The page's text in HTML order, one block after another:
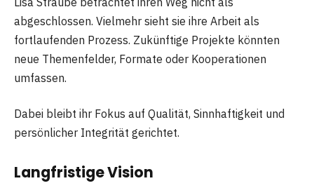
abgeschlossen. Vielmehr sieht sie ihre Arbeit als
fortlaufenden Prozess. Zukünftige Projekte könnten
neue Themenfelder, Formate oder Kooperationen
umfassen.
Dabei bleibt ihr Fokus auf Qualität, Sinnhaftigkeit und
persönlicher Integrität gerichtet.
Langfristige Vision